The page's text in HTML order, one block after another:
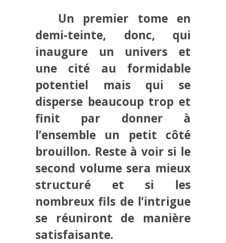
Un premier tome en
demi-teinte, donc, qui
inaugure un univers et
une cité au formidable
potentiel mais qui se
disperse beaucoup trop et
finit par donner à
l’ensemble un petit côté
brouillon. Reste à voir si le
second volume sera mieux
structuré et si les
nombreux fils de l’intrigue
se réuniront de manière
satisfaisante.